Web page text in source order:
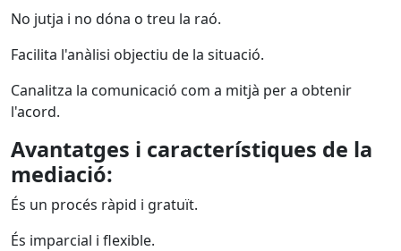
No jutja i no dóna o treu la raó.
Facilita l'anàlisi objectiu de la situació.
Canalitza la comunicació com a mitjà per a obtenir
l'acord.
Avantatges i característiques de la
mediació:
És un procés ràpid i gratuït.
És imparcial i flexible.